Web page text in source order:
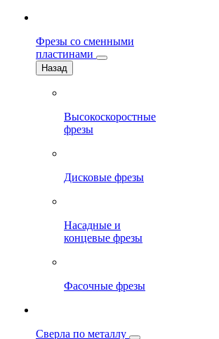
Фрезы со сменными
пластинами
Назад
Высокоскоростные
фрезы
Дисковые фрезы
Насадные и
концевые фрезы
Фасочные фрезы
Сверла по металлу